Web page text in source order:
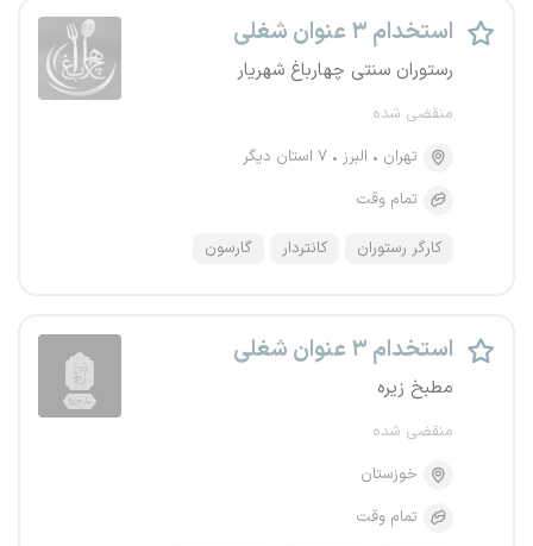
استخدام ۳ عنوان شغلی
رستوران سنتی چهارباغ شهریار
منقضی شده
تهران
البرز
۷ استان دیگر
تمام وقت
کارگر رستوران کانتر‌دار گارسون
استخدام ۳ عنوان شغلی
مطبخ زیره
منقضی شده
خوزستان
تمام وقت